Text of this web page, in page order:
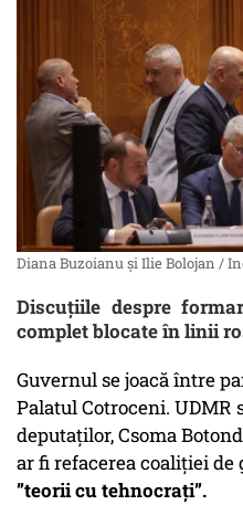
Diana Buzoianu și Ilie Bolojan /
Discuțiile despre
complet blocate în linii
Guvernul se joacă între
Palatul Cotroceni.
deputaților, Csoma
ar fi refacerea coaliției
”teorii cu tehnocrați”.